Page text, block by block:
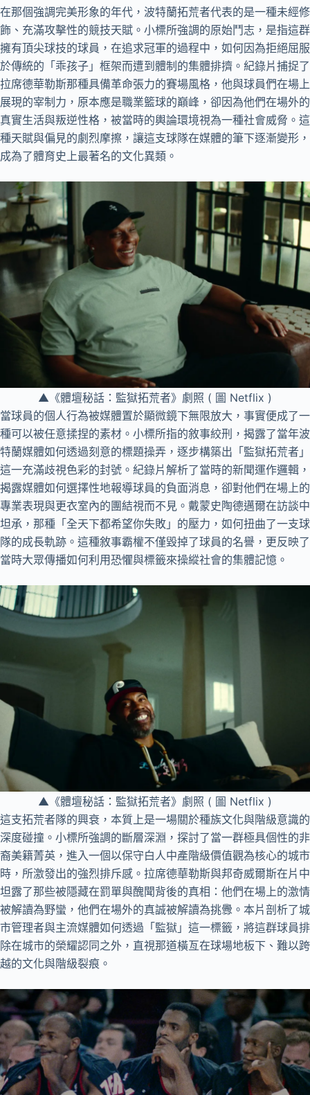
在那個強調完美形象的年代，波特蘭拓荒者代表的是一種未經修
飾、充滿攻擊性的競技天賦。小標所強調的原始鬥志，是指這群
擁有頂尖球技的球員，在追求冠軍的過程中，如何因為拒絕屈服
於傳統的「乖孩子」框架而遭到體制的集體排擠。紀錄片捕捉了
拉席德華勒斯那種具備革命張力的賽場風格，他與球員們在場上
展現的宰制力，原本應是職業籃球的巔峰，卻因為他們在場外的
真實生活與叛逆性格，被當時的輿論環境視為一種社會威脅。這
種天賦與偏見的劇烈摩擦，讓這支球隊在媒體的筆下逐漸變形，
成為了體育史上最著名的文化異類。
▲《體壇秘話：監獄拓荒者》劇照 ( 圖 Netflix )
當球員的個人行為被媒體置於顯微鏡下無限放大，事實便成了一
種可以被任意揉捏的素材。小標所指的敘事絞刑，揭露了當年波
特蘭媒體如何透過刻意的標題操弄，逐步構築出「監獄拓荒者」
這一充滿歧視色彩的封號。紀錄片解析了當時的新聞運作邏輯，
揭露媒體如何選擇性地報導球員的負面消息，卻對他們在場上的
專業表現與更衣室內的團結視而不見。戴蒙史陶德邁爾在訪談中
坦承，那種「全天下都希望你失敗」的壓力，如何扭曲了一支球
隊的成長軌跡。這種敘事霸權不僅毀掉了球員的名譽，更反映了
當時大眾傳播如何利用恐懼與標籤來操縱社會的集體記憶。
▲《體壇秘話：監獄拓荒者》劇照 ( 圖 Netflix )
這支拓荒者隊的興衰，本質上是一場關於種族文化與階級意識的
深度碰撞。小標所強調的斷層深淵，探討了當一群極具個性的非
裔美籍菁英，進入一個以保守白人中產階級價值觀為核心的城市
時，所激發出的強烈排斥感。拉席德華勒斯與邦奇威爾斯在片中
坦露了那些被隱藏在罰單與醜聞背後的真相：他們在場上的激情
被解讀為野蠻，他們在場外的真誠被解讀為挑釁。本片剖析了城
市管理者與主流媒體如何透過「監獄」這一標籤，將這群球員排
除在城市的榮耀認同之外，直視那道橫亙在球場地板下、難以跨
越的文化與階級裂痕。